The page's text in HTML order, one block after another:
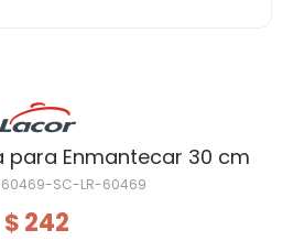
para Enmantecar 30 cm
SC-LR-60469
$ 242